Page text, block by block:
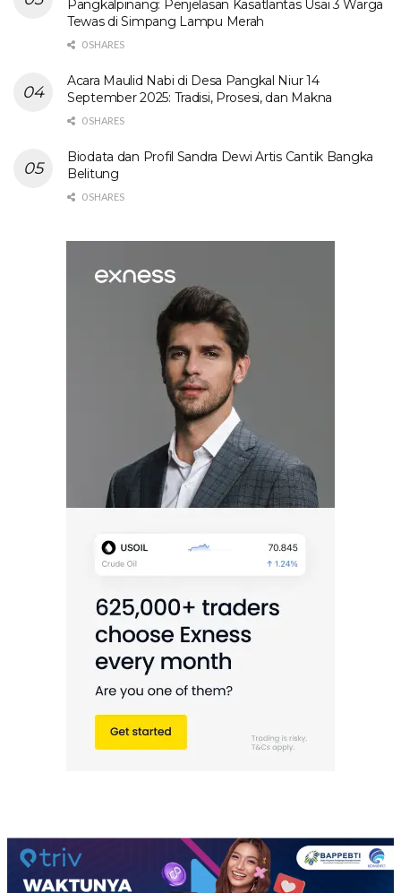
Pangkalpinang: Penjelasan Kasatlantas Usai 3 Warga
Tewas di Simpang Lampu Merah
0 SHARES
Acara Maulid Nabi di Desa Pangkal Niur 14
September 2025: Tradisi, Prosesi, dan Makna
0 SHARES
Biodata dan Profil Sandra Dewi Artis Cantik Bangka
Belitung
0 SHARES